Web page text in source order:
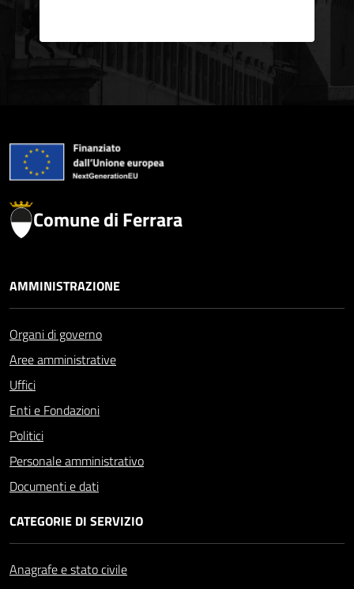
Comune di Ferrara
AMMINISTRAZIONE
Organi di governo
Aree amministrative
Uffici
Enti e Fondazioni
Politici
Personale amministrativo
Documenti e dati
CATEGORIE DI SERVIZIO
Anagrafe e stato civile